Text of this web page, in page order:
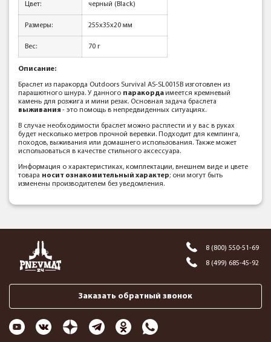
Цвет: черный (Black)
Размеры: 255x35x20 мм
Вес: 70 г
Описание:
Браслет из паракорда Outdoors Survival AS-SL0015B изготовлен из
парашютного шнура. У данного паракордаимеется кремневый
камень для розжига и мини резак. Основная задача браслета
выживания - это помощь в непредвиденных ситуациях.
В случае необходимости браслет можно расплести и у вас в руках
будет несколько метров прочной веревки. Подходит для кемпинга,
походов, выживания или домашнего использования. Также может
использоваться в качестве стильного аксессуара.
Информация о характеристиках, комплектации, внешнем виде и цвете
товара носит ознакомительный характер; они могут быть
изменены производителем без уведомления.
8 (800) 550-51-69
8 (499) 685-45-92
Заказать обратный звонок